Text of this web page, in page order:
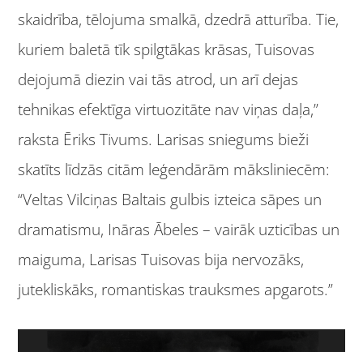
skaidrība, tēlojuma smalkā, dzedrā atturība. Tie,
kuriem baletā tīk spilgtākas krāsas, Tuisovas
dejojumā diezin vai tās atrod, un arī dejas
tehnikas efektīga virtuozitāte nav viņas daļa,”
raksta Ēriks Tivums. Larisas sniegums bieži
skatīts līdzās citām leģendārām māksliniecēm:
“Veltas Vilciņas Baltais gulbis izteica sāpes un
dramatismu, Ināras Ābeles – vairāk uzticības un
maiguma, Larisas Tuisovas bija nervozāks,
jutekliskāks, romantiskas trauksmes apgarots.”